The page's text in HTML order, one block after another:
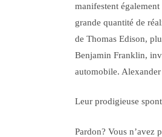
manifestent
grande quantité de
de Thomas Edison,
Benjamin Franklin,
automobile.
Leur prodigieuse
Pardon? Vous n’avez